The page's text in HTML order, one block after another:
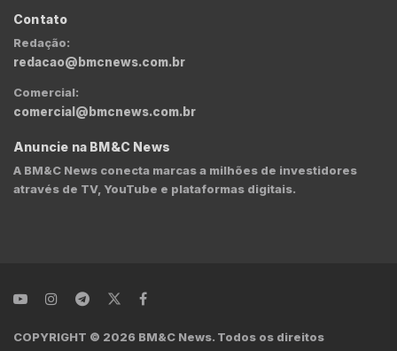
Contato
Redação:
redacao@bmcnews.com.br
Comercial:
comercial@bmcnews.com.br
Anuncie na BM&C News
A BM&C News conecta marcas a milhões de investidores
através de TV, YouTube e plataformas digitais.
COPYRIGHT © 2026 BM&C News. Todos os direitos